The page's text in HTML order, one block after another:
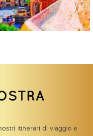
itinerari di viaggio e